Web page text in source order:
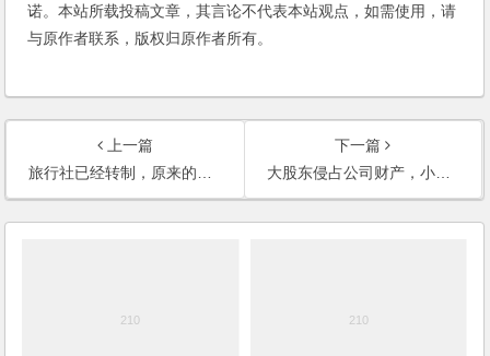
诺。本站所载投稿文章，其言论不代表本站观点，如需使用，请
与原作者联系，版权归原作者所有。
上一篇
旅行社已经转制，原来的承包者（转制后的新公司大股东）通过伪造证据将债务转到新公司，导致官司接踵而来，如何应对官司？能够起诉该股东吗？
下一篇
大股东侵占公司财产，小股东如何保障权益？